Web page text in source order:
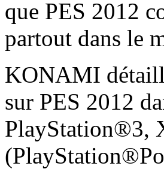
que PES 2012
partout dans le
KONAMI
sur PES 2012
PlayStation®3,